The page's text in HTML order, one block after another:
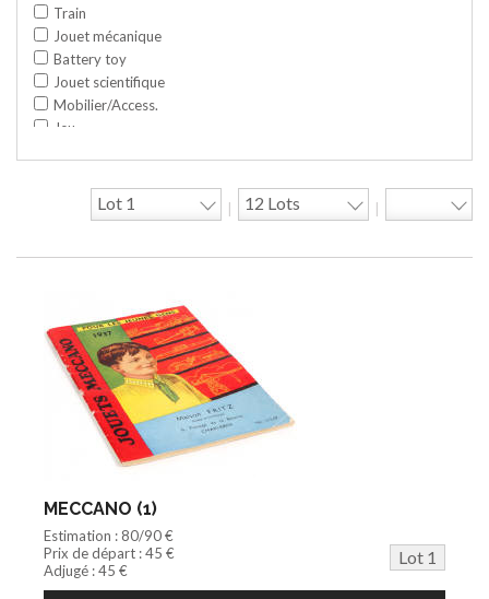
Train
Jouet mécanique
Battery toy
Jouet scientifique
Mobilier/Access.
Jeu
Travaux publics
Jeu construction
Cycle/Auto
Action Figure
Peluche
Disque
Agricole
Documentation
Playmobil/Lego
Barbie/Big Jim
Jouets Fast Food
Trading cards
MECCANO (1)
Estimation : 80/90 €
Prix de départ : 45 €
Lot 1
Adjugé : 45 €